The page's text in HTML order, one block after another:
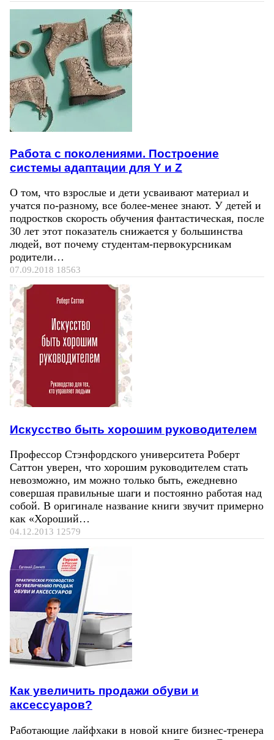
Работа с поколениями. Построение
системы адаптации для Y и Z
О том, что взрослые и дети усваивают материал и
учатся по-разному, все более-менее знают. У детей и
подростков скорость обучения фантастическая, после
30 лет этот показатель снижается у большинства
людей, вот почему студентам-первокурсникам
родители…
07.09.2018 18563
Искусство быть хорошим руководителем
Профессор Стэнфордского университета Роберт
Саттон уверен, что хорошим руководителем стать
невозможно, им можно только быть, ежедневно
совершая правильные шаги и постоянно работая над
собой. В оригинале название книги звучит примерно
как «Хороший…
04.12.2013 12579
Как увеличить продажи обуви и
аксессуаров?
Работающие лайфхаки в новой книге бизнес-тренера